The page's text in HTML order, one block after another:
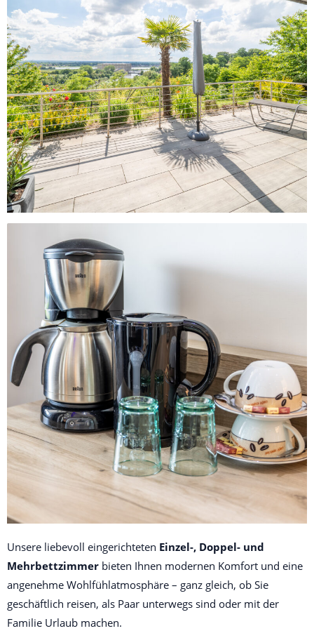
Unsere liebevoll eingerichteten Einzel-, Doppel- und
Mehrbettzimmer bieten Ihnen modernen Komfort und eine
angenehme Wohlfühlatmosphäre – ganz gleich, ob Sie
geschäftlich reisen, als Paar unterwegs sind oder mit der
Familie Urlaub machen.